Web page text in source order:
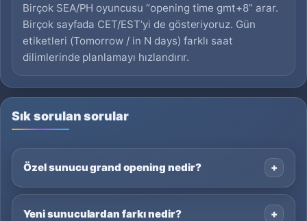
Birçok SEA/PH oyuncusu “opening time gmt+8” arar.
Birçok sayfada CET/EST’yi de gösteriyoruz. Gün
etiketleri (Tomorrow / in N days) farklı saat
dilimlerinde planlamayı hızlandırır.
Sık sorulan sorular
Özel sunucu grand opening nedir?
Yeni sunuculardan farkı nedir?